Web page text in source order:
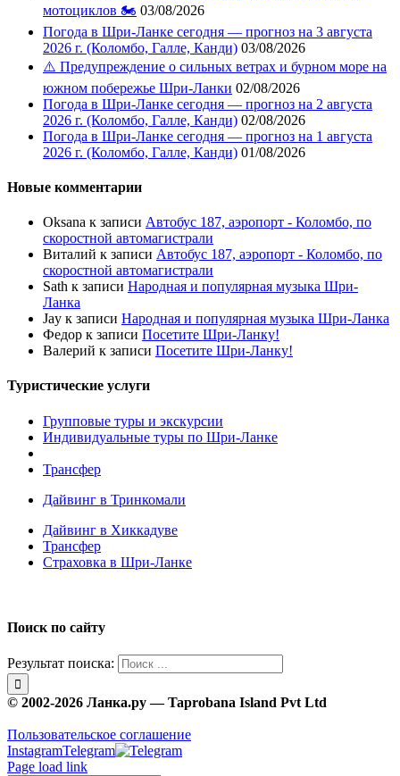
мотоциклов 🏍️ 03/08/2026
Погода в Шри-Ланке сегодня — прогноз на 3 августа
2026 г. (Коломбо, Галле, Канди) 03/08/2026
⚠️ Предупреждение о сильных ветрах и бурном море на
южном побережье Шри-Ланки 02/08/2026
Погода в Шри-Ланке сегодня — прогноз на 2 августа
2026 г. (Коломбо, Галле, Канди) 02/08/2026
Погода в Шри-Ланке сегодня — прогноз на 1 августа
2026 г. (Коломбо, Галле, Канди) 01/08/2026
Новые комментарии
Oksana к записи Автобус 187, аэропорт - Коломбо, по
скоростной автомагистрали
Виталий к записи Автобус 187, аэропорт - Коломбо, по
скоростной автомагистрали
Sath к записи Народная и популярная музыка Шри-
Ланка
Jay к записи Народная и популярная музыка Шри-Ланка
Федор к записи Посетите Шри-Ланку!
Валерий к записи Посетите Шри-Ланку!
Туристические услуги
Групповые туры и экскурсии
Индивидуальные туры по Шри-Ланке
Трансфер
Дайвинг в Тринкомали
Дайвинг в Хиккадуве
Трансфер
Страховка в Шри-Ланке
Поиск по сайту
Результат поиска:
© 2002-2026 Ланка.ру — Taprobana Island Pvt Ltd
Пользовательское соглашение
InstagramTelegram
Page load link